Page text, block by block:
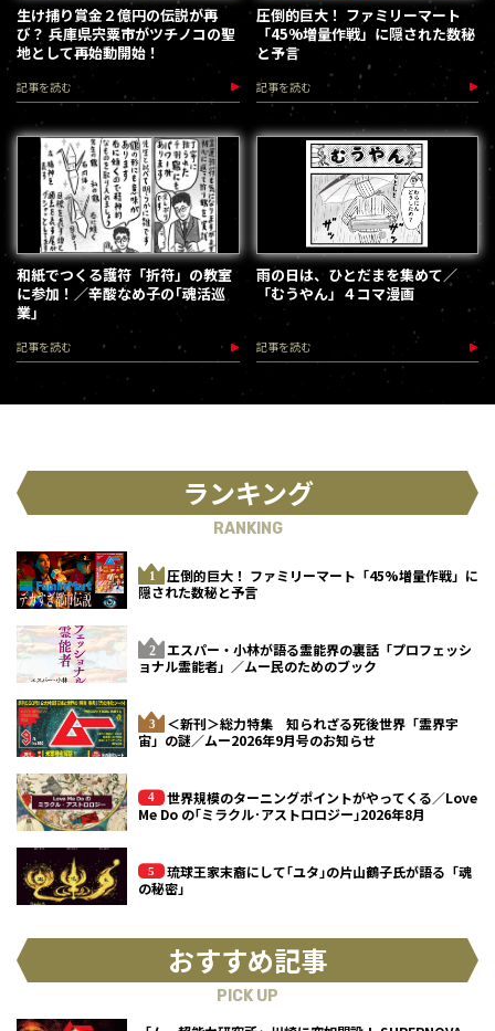
生け捕り賞金２億円の伝説が再
び？ 兵庫県宍粟市がツチノコの聖
地として再始動開始！
記事を読む
圧倒的巨大！ ファミリーマート
「45%増量作戦」に隠された数秘
と予言
記事を読む
和紙でつくる護符「折符」の教室
に参加！／辛酸なめ子の｢魂活巡
業｣
記事を読む
雨の日は、ひとだまを集めて／
「むうやん」４コマ漫画
記事を読む
ランキング
RANKING
圧倒的巨大！ ファミリーマート「45%増量作戦」に
隠された数秘と予言
エスパー・小林が語る霊能界の裏話「プロフェッシ
ョナル霊能者」／ムー民のためのブック
＜新刊＞総力特集 知られざる死後世界「霊界宇
宙」の謎／ムー2026年9月号のお知らせ
世界規模のターニングポイントがやってくる／Love
Me Do の｢ミラクル･アストロロジー｣2026年8月
琉球王家末裔にして｢ユタ｣の片山鶴子氏が語る「魂
の秘密」
おすすめ記事
PICK UP